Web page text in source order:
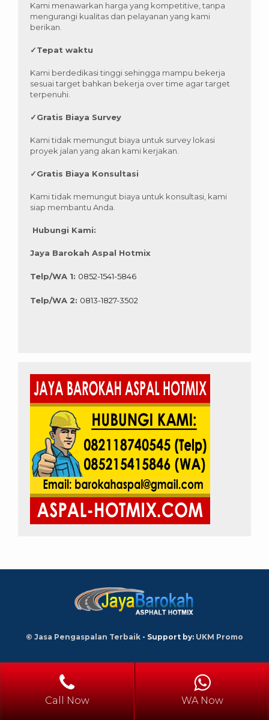
Kami menawarkan harga yang kompetitive, tanpa
mengurangi kualitas dan pelayanan yang kami
berikan.
✓Tepat waktu
Kami berdedikasi tinggi sehingga mampu bekerja
sesuai target bahkan bekerja over time agar target
terpenuhi.
✓Gratis Biaya Survey
Kami tidak memungut biaya untuk survey lokasi
proyek jalan yang akan kami kerjakan.
✓Gratis Biaya Konsultasi
Kami tidak memungut biaya untuk konsultasi, kami
siap membantu Anda.
Hubungi Kami:
Jaya Barokah Aspal Hotmix
Telp/WA 1: 0852-1541-5846
Telp/WA 2: 0813-1827-3502
© Jasa Pengaspalan Terbaik - Support by: UKM Promo
Call Now WA Now